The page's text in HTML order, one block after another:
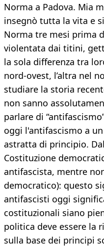
Norma a Padova. Mia
insegnò tutta la vita e
Norma tre mesi prima
violentata dai titini,
la sola differenza tra
nord-ovest, l’altra nel
studiare la storia
non sanno
parlare di
oggi l'antifascismo a
astratta di principio.
Costituzione
antifascista, mentre
democratico): questo
antifascisti oggi
costituzionali siano
politica deve essere la
sulla base dei principi